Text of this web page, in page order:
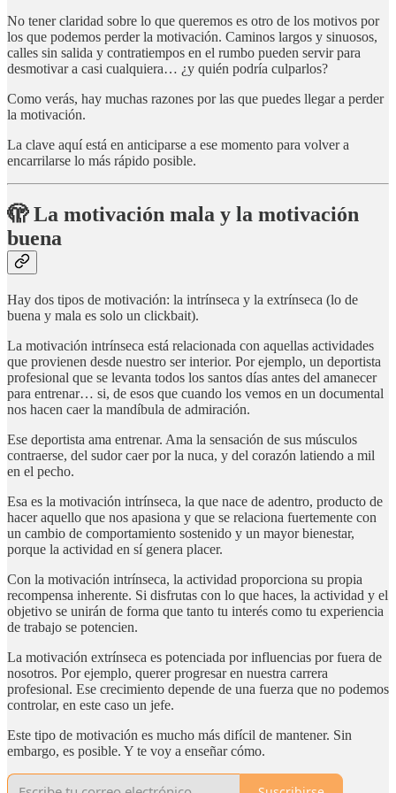
No tener claridad sobre lo que queremos es otro de los motivos por
los que podemos perder la motivación. Caminos largos y sinuosos,
calles sin salida y contratiempos en el rumbo pueden servir para
desmotivar a casi cualquiera… ¿y quién podría culparlos?
Como verás, hay muchas razones por las que puedes llegar a perder
la motivación.
La clave aquí está en anticiparse a ese momento para volver a
encarrilarse lo más rápido posible.
🫣 La motivación mala y la motivación
buena
Hay dos tipos de motivación: la intrínseca y la extrínseca (lo de
buena y mala es solo un clickbait).
La motivación intrínseca está relacionada con aquellas actividades
que provienen desde nuestro ser interior. Por ejemplo, un deportista
profesional que se levanta todos los santos días antes del amanecer
para entrenar… si, de esos que cuando los vemos en un documental
nos hacen caer la mandíbula de admiración.
Ese deportista ama entrenar. Ama la sensación de sus músculos
contraerse, del sudor caer por la nuca, y del corazón latiendo a mil
en el pecho.
Esa es la motivación intrínseca, la que nace de adentro, producto de
hacer aquello que nos apasiona y que se relaciona fuertemente con
un cambio de comportamiento sostenido y un mayor bienestar,
porque la actividad en sí genera placer.
Con la motivación intrínseca, la actividad proporciona su propia
recompensa inherente. Si disfrutas con lo que haces, la actividad y el
objetivo se unirán de forma que tanto tu interés como tu experiencia
de trabajo se potencien.
La motivación extrínseca es potenciada por influencias por fuera de
nosotros. Por ejemplo, querer progresar en nuestra carrera
profesional. Ese crecimiento depende de una fuerza que no podemos
controlar, en este caso un jefe.
Este tipo de motivación es mucho más difícil de mantener. Sin
embargo, es posible. Y te voy a enseñar cómo.